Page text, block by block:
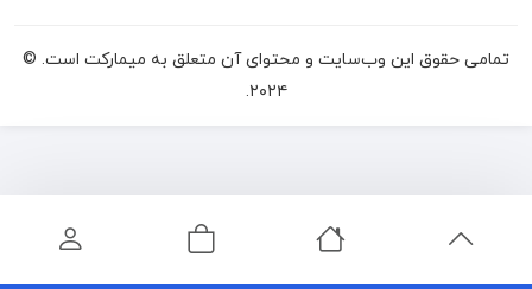
تمامی حقوق این وب‌سایت و محتوای آن متعلق به میمارکت است. ©
۲۰۲۴.